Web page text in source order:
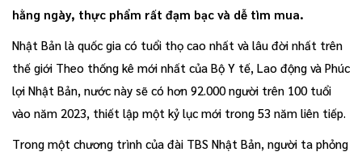
hằng ngày, thực phẩm rất đạm bạc và dễ tìm mua.
Nhật Bản là quốc gia có tuổi thọ cao nhất và lâu đời nhất trên
thế giới Theo thống kê mới nhất của Bộ Y tế, Lao động và Phúc
lợi Nhật Bản, nước này sẽ có hơn 92.000 người trên 100 tuổi
vào năm 2023, thiết lập một kỷ lục mới trong 53 năm liên tiếp.
Trong một chương trình của đài TBS Nhật Bản, người ta phỏng